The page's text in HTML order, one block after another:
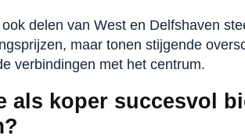
delen van West en Delfshaven
maar tonen stijgende
verbindingen met het centrum.
als koper succesvol